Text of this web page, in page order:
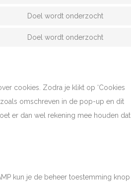
Doel wordt onderzocht
Doel wordt onderzocht
cookies. Zodra je klikt op ‘Cookies
omschreven in de pop-up en dit
er dan wel rekening mee houden dat
kun je de beheer toestemming knop